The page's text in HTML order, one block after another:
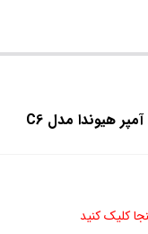
کلیک کنید